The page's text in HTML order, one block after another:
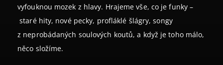
vyfouknou mozek z hlavy. Hrajeme vše, co je funky –
staré hity, nové pecky, profláklé šlágry, songy
z neprobádaných soulových koutů, a když je toho málo,
něco složíme.